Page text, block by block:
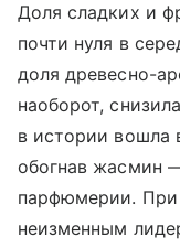
Доля сладких и
почти нуля в
доля древесно-
наоборот,
в истории вошла
обогнав жасмин
парфюмерии. При
неизменным